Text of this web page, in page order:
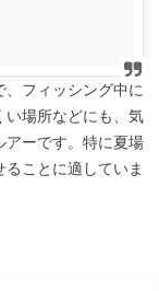
、フィッシング中に
い場所などにも、気
アーです。特に夏場
ことに適していま